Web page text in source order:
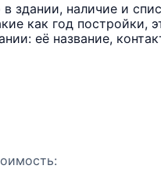
наличие и
как год постройки,
её название,